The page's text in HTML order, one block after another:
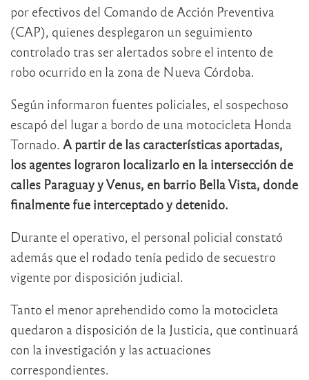
por efectivos del Comando de Acción Preventiva
(CAP), quienes desplegaron un seguimiento
controlado tras ser alertados sobre el intento de
robo ocurrido en la zona de Nueva Córdoba.
Según informaron fuentes policiales, el sospechoso
escapó del lugar a bordo de una motocicleta Honda
Tornado. A partir de las características aportadas,
los agentes lograron localizarlo en la intersección de
calles Paraguay y Venus, en barrio Bella Vista, donde
finalmente fue interceptado y detenido.
Durante el operativo, el personal policial constató
además que el rodado tenía pedido de secuestro
vigente por disposición judicial.
Tanto el menor aprehendido como la motocicleta
quedaron a disposición de la Justicia, que continuará
con la investigación y las actuaciones
correspondientes.